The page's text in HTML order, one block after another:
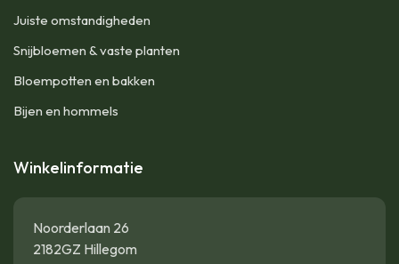
Juiste omstandigheden
Snijbloemen & vaste planten
Bloempotten en bakken
Bijen en hommels
Winkelinformatie
Noorderlaan 26
2182GZ Hillegom